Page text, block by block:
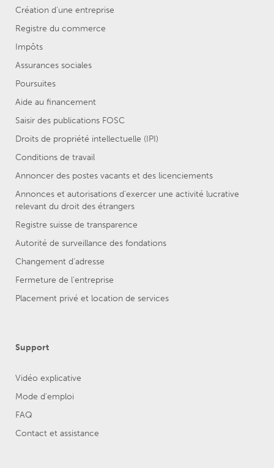
Création d'une entreprise
Registre du commerce
Impôts
Assurances sociales
Poursuites
Aide au financement
Saisir des publications FOSC
Droits de propriété intellectuelle (IPI)
Conditions de travail
Annoncer des postes vacants et des licenciements
Annonces et autorisations d’exercer une activité lucrative
relevant du droit des étrangers
Registre suisse de transparence
Autorité de surveillance des fondations
Changement d’adresse
Fermeture de l’entreprise
Placement privé et location de services
Support
Vidéo explicative
Mode d'emploi
FAQ
Contact et assistance